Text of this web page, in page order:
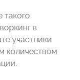
в
участники
количеством